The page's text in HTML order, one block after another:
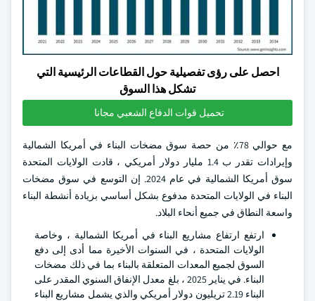
احصل على رؤى تفصيلية حول القطاعات الرئيسية التي
تشكل هذا السوق
تحميل قوات الدفاع الشعبي مجانا
مع حوالي 78٪ من حصة سوق مضخات البناء في أمريكا الشمالية
وإيرادات تقدر ب 1.4 مليار دولار أمريكي ، قادت الولايات المتحدة
سوق أمريكا الشمالية في عام 2024. إن التوسع في سوق مضخات
البناء في الولايات المتحدة مدفوع بشكل أساسي بزيادة أنشطة البناء
واسعة النطاق في جميع أنحاء البلاد.
ارتفع ارتفاع مشاريع البناء في أمريكا الشمالية ، وخاصة
الولايات المتحدة ، في السنوات الأخيرة مما أدى إلى دفع
السوق لجميع المعدات المتعلقة بالبناء بما في ذلك مضخات
البناء. في يناير 2025 ، بلغ معدل الإنفاق السنوي المقدر على
البناء 2.19 تريليون دولار أمريكي والذي يشمل مشاريع البناء